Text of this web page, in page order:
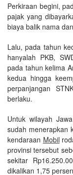
Perkiraan begini,
pajak yang
biaya balik nama
Lalu, pada tahun
hanyalah PKB,
pada tahun kelima
kedua hingga
perpanjangan
berlaku.
Untuk wilayah
sudah menerapkan
kendaraan Mobil
provinsi tersebut
sekitar
dikalikan 1,75